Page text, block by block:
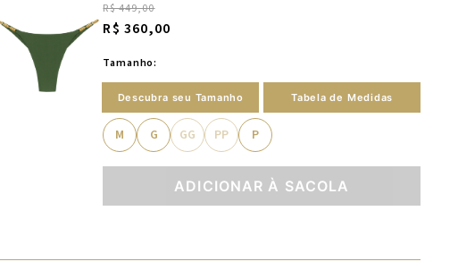
R$ 449,00
R$ 360,00
Tamanho:
Descubra seu Tamanho Tabela de Medidas
M G GG PP P
ADICIONAR À SACOLA